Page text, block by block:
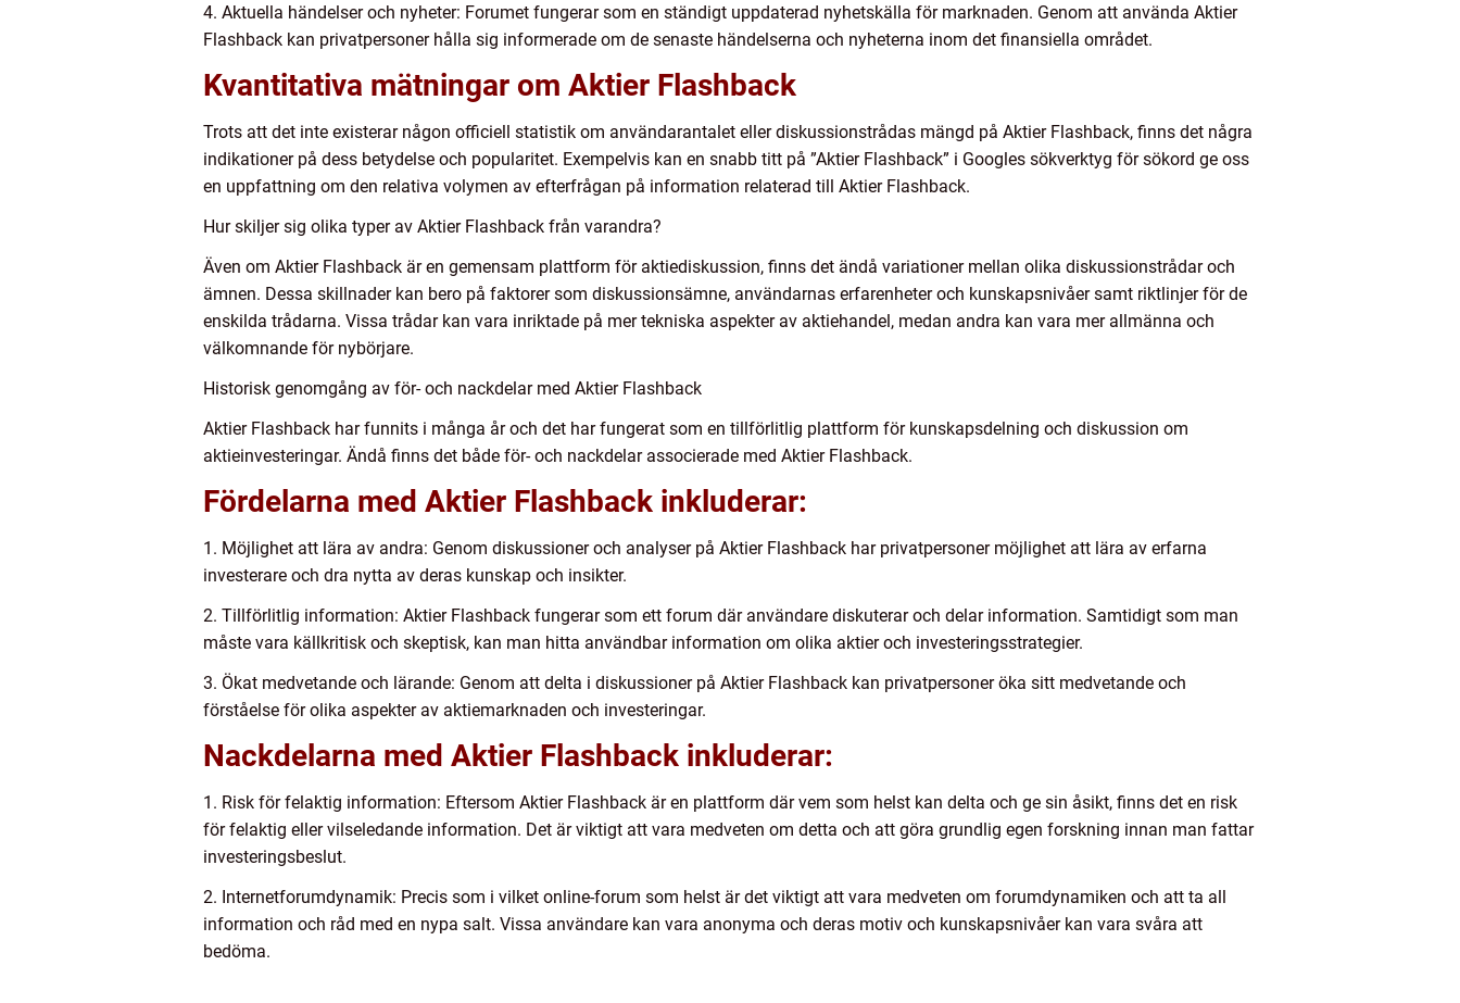
4. Aktuella händelser och nyheter: Forumet fungerar som en ständigt uppdaterad nyhetskälla för marknaden. Genom att använda Aktier
Flashback kan privatpersoner hålla sig informerade om de senaste händelserna och nyheterna inom det finansiella området.
Kvantitativa mätningar om Aktier Flashback
Trots att det inte existerar någon officiell statistik om användarantalet eller diskussionstrådas mängd på Aktier Flashback, finns det några
indikationer på dess betydelse och popularitet. Exempelvis kan en snabb titt på ”Aktier Flashback” i Googles sökverktyg för sökord ge oss
en uppfattning om den relativa volymen av efterfrågan på information relaterad till Aktier Flashback.
Hur skiljer sig olika typer av Aktier Flashback från varandra?
Även om Aktier Flashback är en gemensam plattform för aktiediskussion, finns det ändå variationer mellan olika diskussionstrådar och
ämnen. Dessa skillnader kan bero på faktorer som diskussionsämne, användarnas erfarenheter och kunskapsnivåer samt riktlinjer för de
enskilda trådarna. Vissa trådar kan vara inriktade på mer tekniska aspekter av aktiehandel, medan andra kan vara mer allmänna och
välkomnande för nybörjare.
Historisk genomgång av för- och nackdelar med Aktier Flashback
Aktier Flashback har funnits i många år och det har fungerat som en tillförlitlig plattform för kunskapsdelning och diskussion om
aktieinvesteringar. Ändå finns det både för- och nackdelar associerade med Aktier Flashback.
Fördelarna med Aktier Flashback inkluderar:
1. Möjlighet att lära av andra: Genom diskussioner och analyser på Aktier Flashback har privatpersoner möjlighet att lära av erfarna
investerare och dra nytta av deras kunskap och insikter.
2. Tillförlitlig information: Aktier Flashback fungerar som ett forum där användare diskuterar och delar information. Samtidigt som man
måste vara källkritisk och skeptisk, kan man hitta användbar information om olika aktier och investeringsstrategier.
3. Ökat medvetande och lärande: Genom att delta i diskussioner på Aktier Flashback kan privatpersoner öka sitt medvetande och
förståelse för olika aspekter av aktiemarknaden och investeringar.
Nackdelarna med Aktier Flashback inkluderar:
1. Risk för felaktig information: Eftersom Aktier Flashback är en plattform där vem som helst kan delta och ge sin åsikt, finns det en risk
för felaktig eller vilseledande information. Det är viktigt att vara medveten om detta och att göra grundlig egen forskning innan man fattar
investeringsbeslut.
2. Internetforumdynamik: Precis som i vilket online-forum som helst är det viktigt att vara medveten om forumdynamiken och att ta all
information och råd med en nypa salt. Vissa användare kan vara anonyma och deras motiv och kunskapsnivåer kan vara svåra att
bedöma.